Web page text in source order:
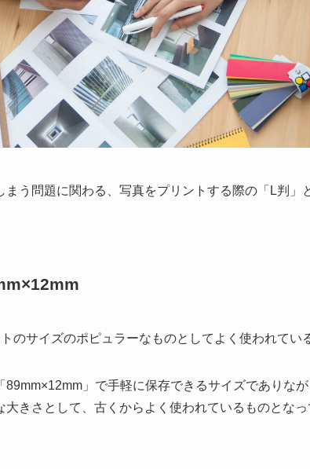
まう問題に関わる、写真をプリントする際の「L判」
のサイズのポピュラーなものとしてよく使われてい
89mm×12mm」で手軽に保存できるサイズでありな
きさとして、古くからよく使われているものとなっ